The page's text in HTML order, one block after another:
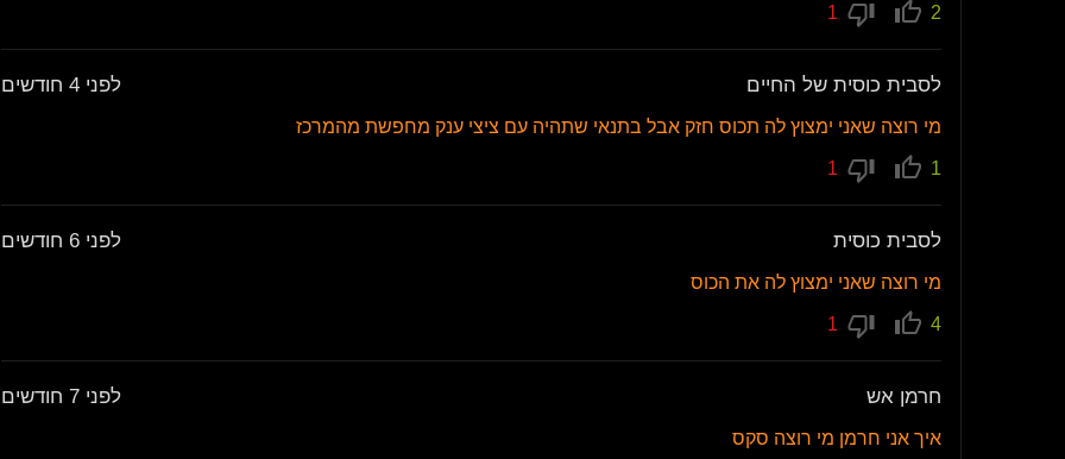
2
לסבית כוסית של החיים לפני 4 חודשים
מי רוצה שאני ימצוץ לה תכוס חזק אבל בתנאי שתהיה עם ציצי ענק מחפשת מהמרכז
1
לסבית כוסית לפני 6 חודשים
מי רוצה שאני ימצוץ לה את הכוס
4
חרמן אש לפני 7 חודשים
איך אני חרמן מי רוצה סקס